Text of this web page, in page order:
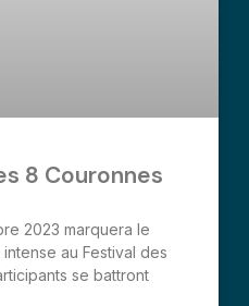
8 Couronnes
2023 marquera le
au Festival des
se battront